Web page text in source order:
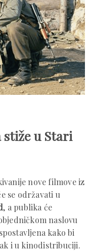
stiže u Stari
nove filmove iz
se održavati u
, a publika će
naslovu
kako bi
i u kinodistribuciji.